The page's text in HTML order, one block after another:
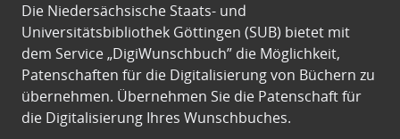
Die Niedersächsische Staats- und
Universitätsbibliothek Göttingen (SUB) bietet mit
dem Service „DigiWunschbuch” die Möglichkeit,
Patenschaften für die Digitalisierung von Büchern zu
übernehmen. Übernehmen Sie die Patenschaft für
die Digitalisierung Ihres Wunschbuches.